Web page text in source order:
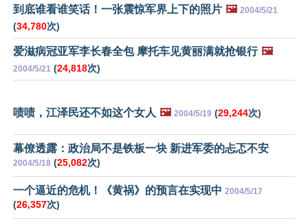
到底谁看谁笑话！一张震惊军界上下的照片 🖼️ 2004/5/21
(34,780次)
爱滋病冠亚军李长春全包 摩托车见黄丽满就抢银行 🖼️
2004/5/21 (24,818次)
啧啧，江泽民还不如这个女人 🖼️ 2004/5/19 (29,244次)
幕僚透露：政治局不是铁板一块 新进军委的忐忑不安
2004/5/18 (25,082次)
一个逼近的危机！《黄祸》的预言在实现中 2004/5/17
(26,357次)